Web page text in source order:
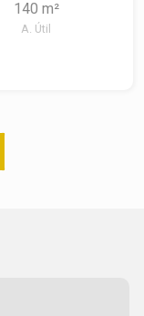
e
140 m²
A. Útil